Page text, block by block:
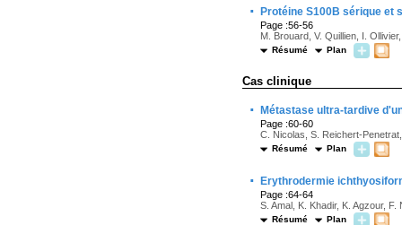
· Protéine S100B sérique et
Page :56-56
M. Brouard, V. Quillien, I.
Résumé Plan
Cas clinique
· Métastase ultra-tardive
Page :60-60
C. Nicolas, S. Reichert-
Résumé Plan
· Erythrodermie
Page :64-64
S. Amal, K. Khadir, K. Agzour,
Résumé Plan